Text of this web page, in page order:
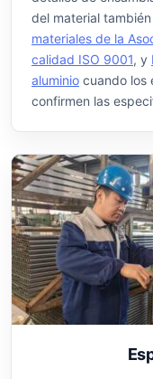
del material
materiales de la
calidad ISO 9001, y
aluminio cuando los
confirmen las